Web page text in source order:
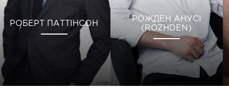
РОБЕРТ ПАТТІНСОН
РОЖДЕН АНУСІ
(ROZHDEN)